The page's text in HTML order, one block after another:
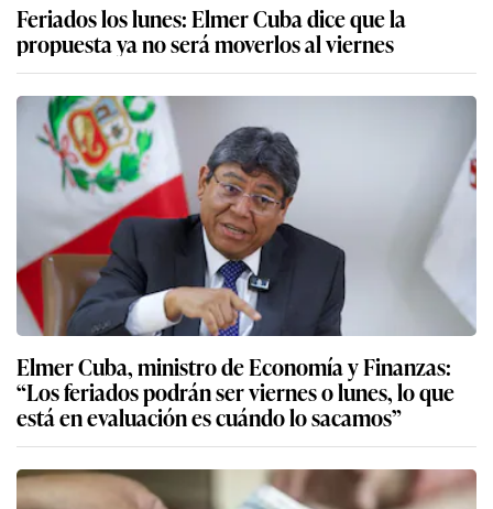
Feriados los lunes: Elmer Cuba dice que la
propuesta ya no será moverlos al viernes
Elmer Cuba, ministro de Economía y Finanzas:
“Los feriados podrán ser viernes o lunes, lo que
está en evaluación es cuándo lo sacamos”